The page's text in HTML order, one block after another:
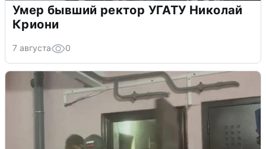
Умер бывший ректор УГАТУ Николай
Криони
7 августа 0